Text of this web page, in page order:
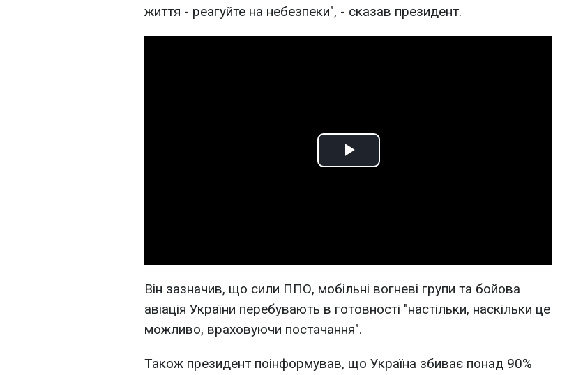
життя - реагуйте на небезпеки", - сказав президент.
Play
Він зазначив, що сили ППО, мобільні вогневі групи та бойова
авіація України перебувають в готовності "настільки, наскільки це
можливо, враховуючи постачання".
Також президент поінформував, що Україна збиває понад 90%